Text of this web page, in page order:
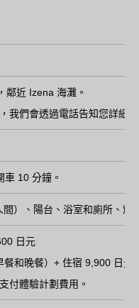
鄰近 Izena 海灘。
我們會透過電話告知您詳細
10 分鐘。
）、陽台、浴室和廁所、燒
日元
和晚餐）+ 住宿 9,900 日元
付體驗計劃費用。